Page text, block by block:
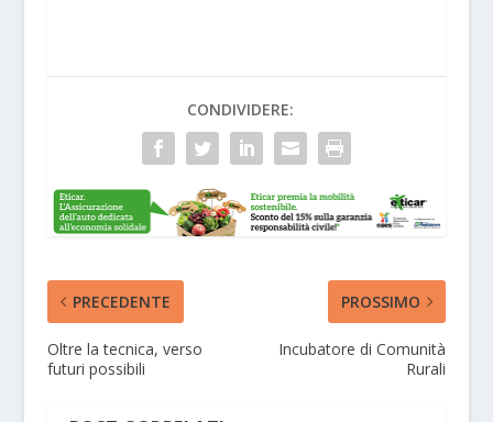
CONDIVIDERE:
PRECEDENTE
Oltre la tecnica, verso
futuri possibili
PROSSIMO
Incubatore di Comunità
Rurali